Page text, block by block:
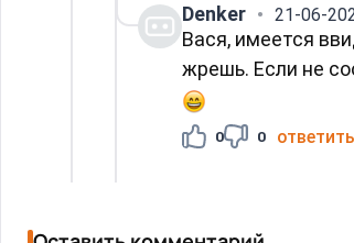
Denker 21-06-
Вася, имеется
жрешь. Если не
0 0 ответить